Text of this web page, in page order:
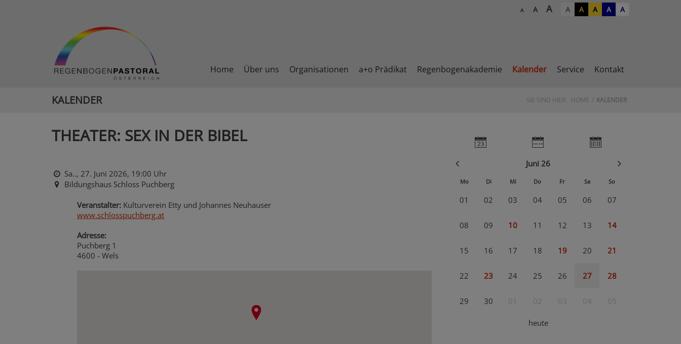
A A A A A A A A
Home Über uns Organisationen a+o Prädikat Regenbogenakademie Kalender Service Kontakt
KALENDER SIE SIND HIER: HOME KALENDER
THEATER: SEX IN DER BIBEL
Sa.., 27. Juni 2026, 19:00 Uhr
Bildungshaus Schloss Puchberg
Veranstalter: Kulturverein Etty und Johannes Neuhauser
www.schlosspuchberg.at
Adresse:
Puchberg 1
4600 - Wels
Juni 26
Mo Di Mi Do Fr Sa So
01 02 03 04 05 06 07
08 09 10 11 12 13 14
15 16 17 18 19 20 21
22 23 24 25 26 27 28
29 30 01 02 03 04 05
heute